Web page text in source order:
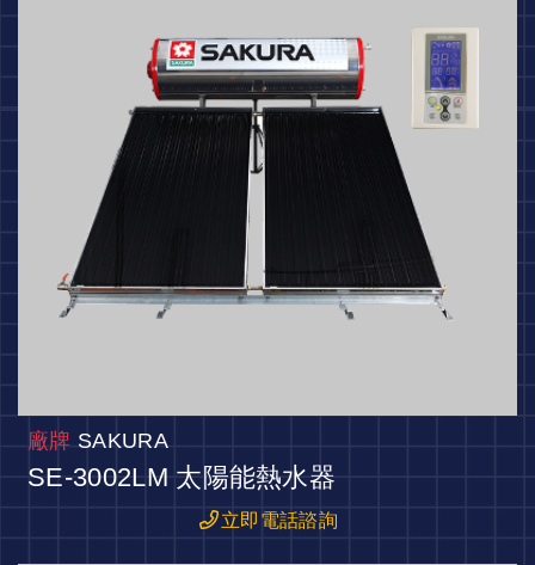
廠牌 SAKURA
SE-3002LM 太陽能熱水器
立即電話諮詢